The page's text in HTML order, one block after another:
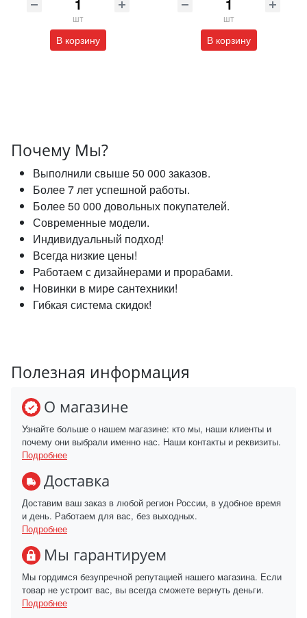
шт
В корзину
шт
В корзину
Почему Мы?
Выполнили свыше 50 000 заказов.
Более 7 лет успешной работы.
Более 50 000 довольных покупателей.
Современные модели.
Индивидуальный подход!
Всегда низкие цены!
Работаем с дизайнерами и прорабами.
Новинки в мире сантехники!
Гибкая система скидок!
Полезная информация
О магазине
Узнайте больше о нашем магазине: кто мы, наши клиенты и
почему они выбрали именно нас. Наши контакты и реквизиты.
Подробнее
Доставка
Доставим ваш заказ в любой регион России, в удобное время
и день. Работаем для вас, без выходных.
Подробнее
Мы гарантируем
Мы гордимся безупречной репутацией нашего магазина. Если
товар не устроит вас, вы всегда сможете вернуть деньги.
Подробнее